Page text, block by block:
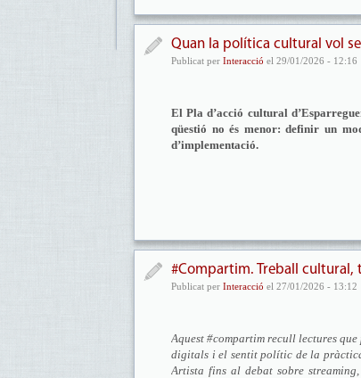
Quan la política cultural vol
Publicat per Interacció el 29/01/2026 - 12:16
El Pla d’acció cultural
qüestió no és menor: definir un
d’implementació.
#Compartim. Treball cultural,
Publicat per Interacció el 27/01/2026 - 13:12
Aquest #compartim recull lectures
digitals i el sentit polític de la
Artista fins al debat sobre